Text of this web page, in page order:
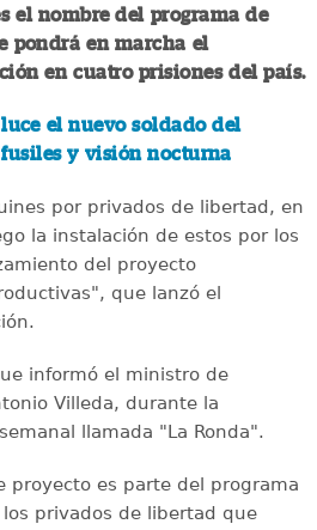
el nombre del programa de
pondrá en marcha el
en cuatro prisiones del país.
el nuevo soldado del
y visión nocturna
por privados de libertad, en
la instalación de estos por los
del proyecto
que lanzó el
informó el ministro de
Villeda, durante la
llamada "La Ronda".
proyecto es parte del programa
privados de libertad que